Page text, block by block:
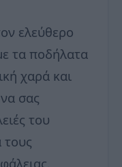
ελεύθερο
τα ποδήλατα
χαρά και
σας
του
τους